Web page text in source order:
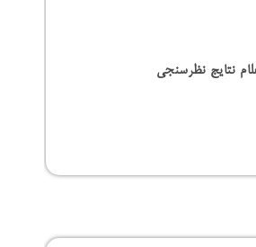
نتایج نظرسنجی